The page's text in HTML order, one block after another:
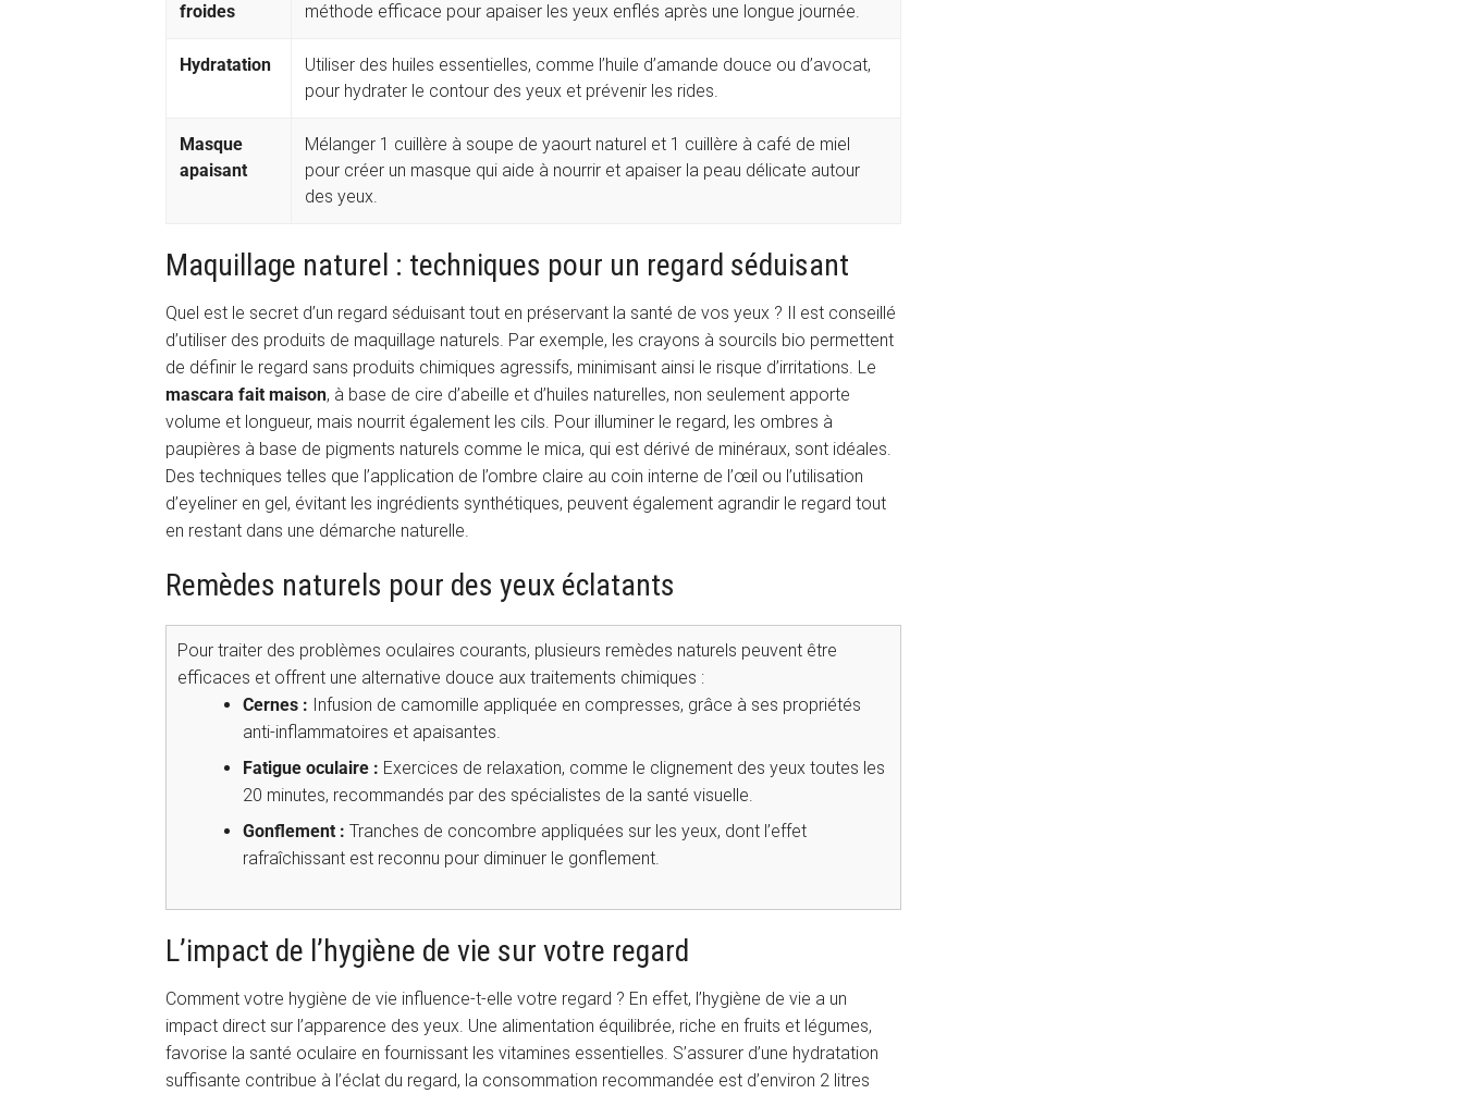
froides
méthode efficace pour apaiser les yeux enflés après une longue journée.
Hydratation
Utiliser des huiles essentielles, comme l’huile d’amande douce ou d’avocat,
pour hydrater le contour des yeux et prévenir les rides.
Masque
apaisant
Mélanger 1 cuillère à soupe de yaourt naturel et 1 cuillère à café de miel
pour créer un masque qui aide à nourrir et apaiser la peau délicate autour
des yeux.
Maquillage naturel : techniques pour un regard séduisant
Quel est le secret d’un regard séduisant tout en préservant la santé de vos yeux ? Il est conseillé
d’utiliser des produits de maquillage naturels. Par exemple, les crayons à sourcils bio permettent
de définir le regard sans produits chimiques agressifs, minimisant ainsi le risque d’irritations. Le
mascara fait maison, à base de cire d’abeille et d’huiles naturelles, non seulement apporte
volume et longueur, mais nourrit également les cils. Pour illuminer le regard, les ombres à
paupières à base de pigments naturels comme le mica, qui est dérivé de minéraux, sont idéales.
Des techniques telles que l’application de l’ombre claire au coin interne de l’œil ou l’utilisation
d’eyeliner en gel, évitant les ingrédients synthétiques, peuvent également agrandir le regard tout
en restant dans une démarche naturelle.
Remèdes naturels pour des yeux éclatants
Pour traiter des problèmes oculaires courants, plusieurs remèdes naturels peuvent être
efficaces et offrent une alternative douce aux traitements chimiques :
Cernes : Infusion de camomille appliquée en compresses, grâce à ses propriétés
anti-inflammatoires et apaisantes.
Fatigue oculaire : Exercices de relaxation, comme le clignement des yeux toutes les
20 minutes, recommandés par des spécialistes de la santé visuelle.
Gonflement : Tranches de concombre appliquées sur les yeux, dont l’effet
rafraîchissant est reconnu pour diminuer le gonflement.
L’impact de l’hygiène de vie sur votre regard
Comment votre hygiène de vie influence-t-elle votre regard ? En effet, l’hygiène de vie a un
impact direct sur l’apparence des yeux. Une alimentation équilibrée, riche en fruits et légumes,
favorise la santé oculaire en fournissant les vitamines essentielles. S’assurer d’une hydratation
suffisante contribue à l’éclat du regard, la consommation recommandée est d’environ 2 litres